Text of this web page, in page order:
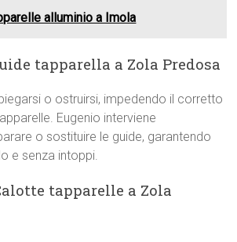
alluminio a Imola
tapparella a Zola Predosa
o ostruirsi, impedendo il corretto
Eugenio interviene
o sostituire le guide, garantendo
e senza intoppi.
tapparelle a Zola